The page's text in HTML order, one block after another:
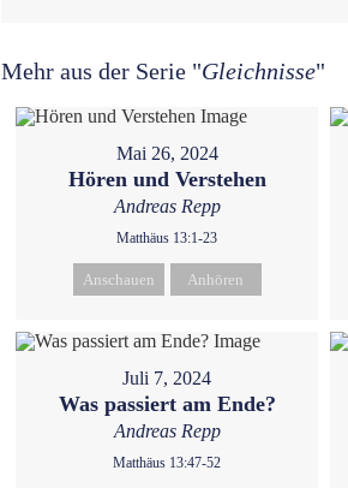
Mehr aus der Serie "Gleichnisse"
Mai 26, 2024
Hören und Verstehen
Andreas Repp
Matthäus 13:1-23
Anschauen Anhören
Juli 7, 2024
Was passiert am Ende?
Andreas Repp
Matthäus 13:47-52